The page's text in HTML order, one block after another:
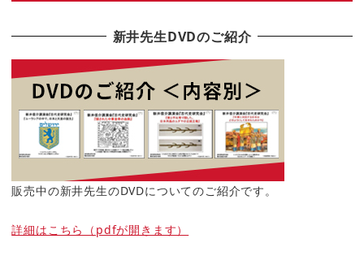
新井先生DVDのご紹介
販売中の新井先生のDVDについてのご紹介です。
詳細はこちら（pdfが開きます）